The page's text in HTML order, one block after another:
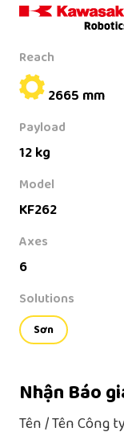
Reach
2665 mm
Payload
12 kg
Model
KF262
Axes
6
Solutions
Sơn
Nhận Báo
Tên / Tên Công ty